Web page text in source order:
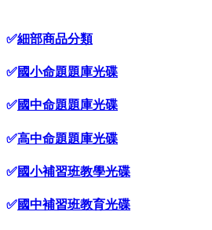
✅細部商品分類
✅國小命題題庫光碟
✅國中命題題庫光碟
✅高中命題題庫光碟
✅國小補習班教學光碟
✅國中補習班教育光碟